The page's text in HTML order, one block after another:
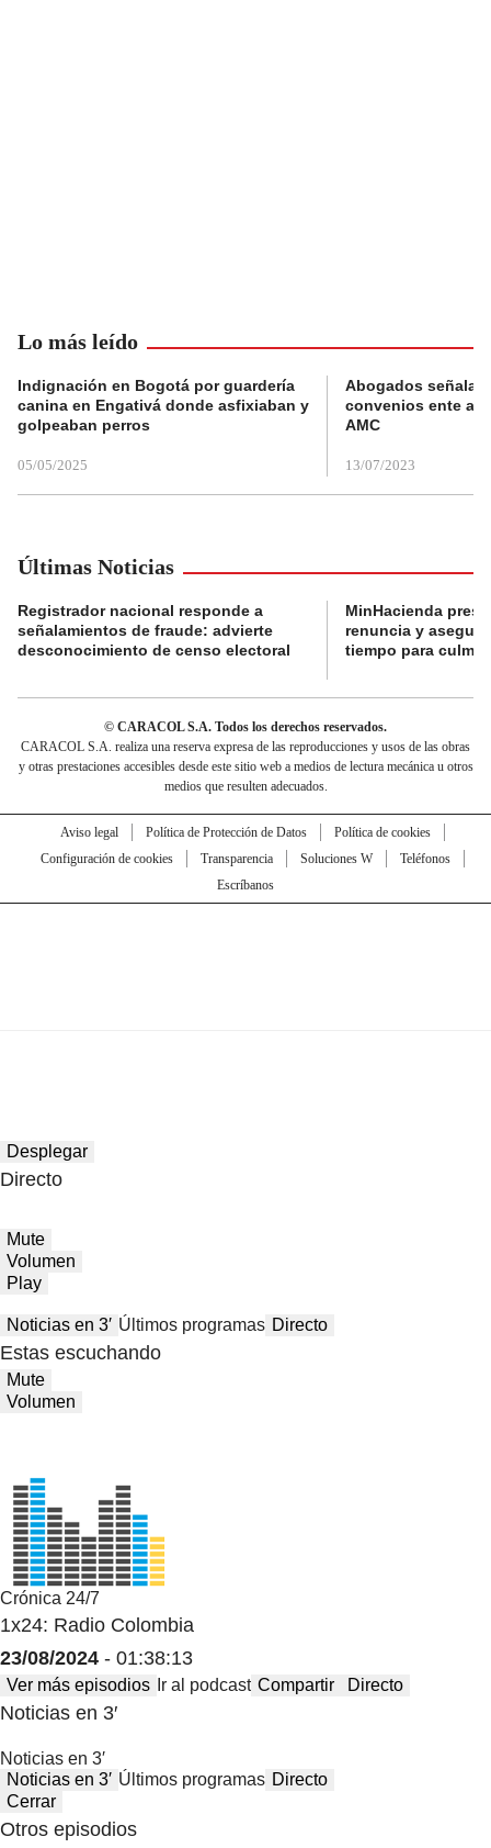
Lo más leído
Indignación en Bogotá por guardería
canina en Engativá donde asfixiaban y
golpeaban perros
05/05/2025
Abogados
convenios ente
AMC
13/07/2023
Últimas Noticias
Registrador nacional responde a
señalamientos de fraude: advierte
desconocimiento de censo electoral
MinHacienda
renuncia y
tiempo para
© CARACOL S.A. Todos los derechos reservados.
CARACOL S.A. realiza una reserva expresa de las reproducciones y usos de las obras
y otras prestaciones accesibles desde este sitio web a medios de lectura mecánica u otros
medios que resulten adecuados.
Aviso legal Política de Protección de Datos
Política de cookies
Configuración de cookies
Transparencia Soluciones W
Teléfonos
Escríbanos
Desplegar
Directo
Mute
Volumen
Play
Noticias en 3′ Últimos programas Directo
Estas escuchando
Mute
Volumen
Crónica 24/7
1x24: Radio Colombia
23/08/2024 - 01:38:13
Ver más episodios Ir al podcast Compartir Directo
Noticias en 3′
Noticias en 3′
Noticias en 3′ Últimos programas Directo
Cerrar
Otros episodios